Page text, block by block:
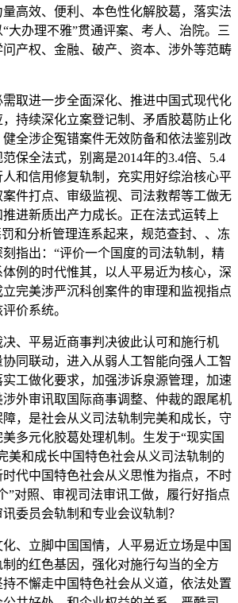
高效、便利、本色性化解胶葛，落实法
大办理不雅”贯通评案、考人、治院。三
产权、金融、破产、资本、涉外等范畴
进一步全面深化、推进中国式现代化
持续深化立案登记制、矛盾胶葛防止化
全涉企冤错案件无效防备和依法鉴别改
保全法式，别离是2014年的3.4倍、5.4
和信用修复轨制，充实用好综治核心平
件打点、审级监视、司法救帮等工做无
进新质出产力成长。正在法式运转上
和分析管理连系起来，规范查封、、冻
指出：“评价一个国度的司法轨制，精
例的时代惟其，以人平易近为核心，深
完美涉严沉科创案件的审理和监视指点
价系统。
平易近商事判决彼此认可和施行机
同联动，进入从弱人工智能向强人工智
工做化要求，加强涉诉泉源管理，加速
外审讯取国际商事调整、仲裁的跟尾机
，是社会从义司法轨制完美和成长，守
多元化胶葛处理机制。生发于“现实国
美和成长中国特色社会从义司法轨制的
代中国特色社会从义思惟为指点，不时
”对照、审视司法审讯工做，履行好指点
委员会轨制和专业会议轨制？
立脚中国国情，人平易近立场是中国
的红色基因，强化对施行勾当的全方
不懈走中国特色社会从义道，依法处置